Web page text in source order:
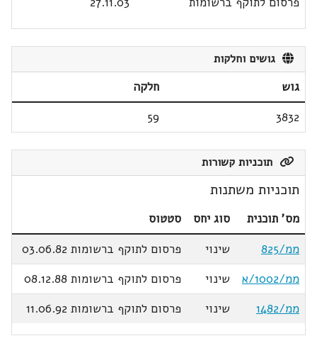
גושים וחלקות
גוש
חלקה
3832
59
תוכניות קשורות
תוכניות משתנות
מס' תוכנית סוג יחס
סטטוס
ממ/825
שינוי
פרסום לתוקף ברשומות 03.06.82
ממ/1002/א
שינוי
פרסום לתוקף ברשומות 08.12.88
ממ/1482
שינוי פרסום לתוקף ברשומות 11.06.92